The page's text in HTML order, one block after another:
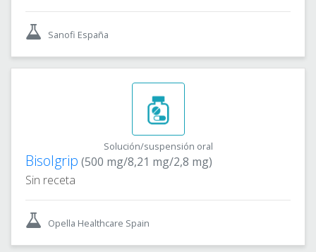
Sanofi España
Solución/suspensión oral
Bisolgrip (500 mg/8,21 mg/2,8 mg)
Sin receta
Opella Healthcare Spain